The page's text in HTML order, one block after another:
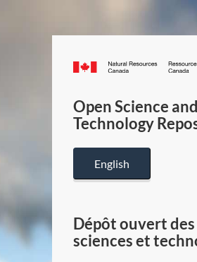
Canada.ca
Open Science and
Technology
English
Dépôt ouvert des
sciences et